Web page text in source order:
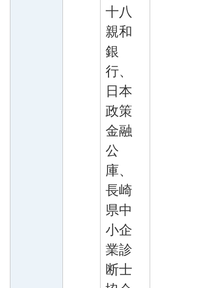
十八
親和
銀
行、
日本
政策
金融
公
庫、
長崎
県中
小企
業診
断士